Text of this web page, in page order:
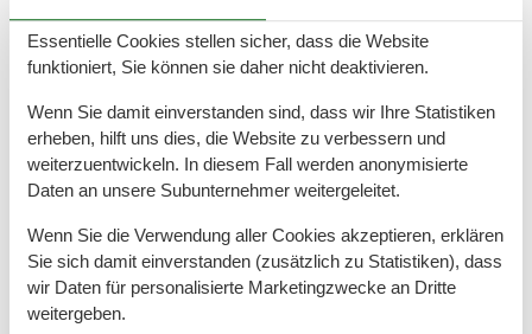
Separate Küche
Terrasse
Tiere auf Anfrage
TV - Flachbild
Waschmaschine
Wäschetrockner
Fahrradunterstellmöglichkeit
Garten zur Nutzung
Parkplatz
Essentielle Cookies stellen sicher, dass die Website
funktioniert, Sie können sie daher nicht deaktivieren.
Wenn Sie damit einverstanden sind, dass wir Ihre Statistiken
erheben, hilft uns dies, die Website zu verbessern und
weiterzuentwickeln. In diesem Fall werden anonymisierte
Daten an unsere Subunternehmer weitergeleitet.
Wenn Sie die Verwendung aller Cookies akzeptieren, erklären
Sie sich damit einverstanden (zusätzlich zu Statistiken), dass
wir Daten für personalisierte Marketingzwecke an Dritte
weitergeben.